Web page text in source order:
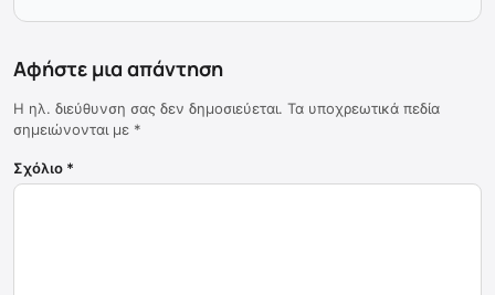
Αφήστε μια απάντηση
Η ηλ. διεύθυνση σας δεν δημοσιεύεται. Τα υποχρεωτικά πεδία
σημειώνονται με *
Σχόλιο *